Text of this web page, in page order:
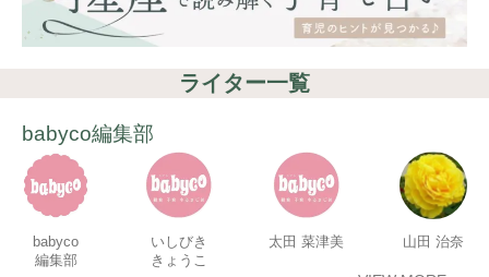
ライター一覧
babyco編集部
babyco
編集部
いしびき
きょうこ
太田 菜津美 山田 治奈